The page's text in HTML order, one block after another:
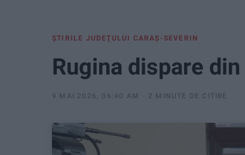
ŞTIRILE JUDEŢULUI CARAŞ-SEVERIN
Rugina dispare
9 MAI 2026, 06:40 AM 2 MINUTE DE CITIRE